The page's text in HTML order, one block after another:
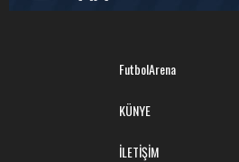
FutbolArena
KÜNYE
İLETİŞİM